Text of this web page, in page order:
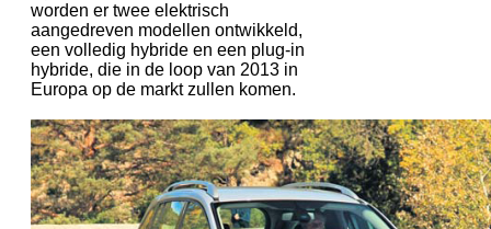
worden er twee elektrisch
aangedreven modellen ontwikkeld,
een volledig hybride en een plug-in
hybride, die in de loop van 2013 in
Europa op de markt zullen komen.